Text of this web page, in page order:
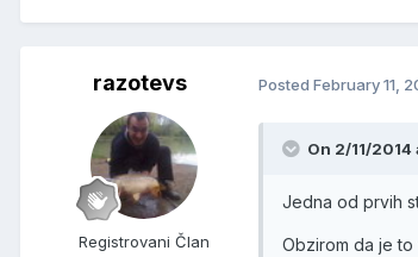
razotevs
Registrovani Član
Posted February 11,
On 2/11/
Jedna od prvih
Obzirom da je